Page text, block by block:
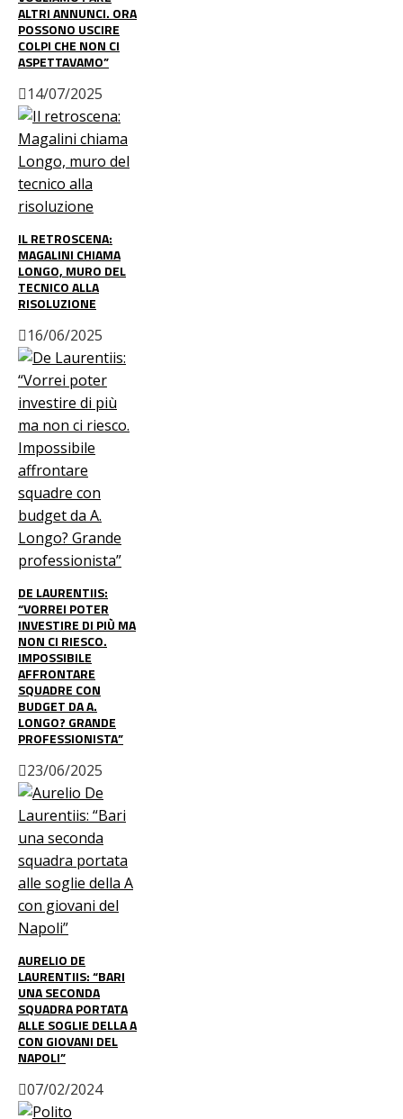
ALTRI ANNUNCI. ORA
POSSONO USCIRE
COLPI CHE NON CI
ASPETTAVAMO”
14/07/2025
IL RETROSCENA:
MAGALINI CHIAMA
LONGO, MURO DEL
TECNICO ALLA
RISOLUZIONE
16/06/2025
DE LAURENTIIS:
“VORREI POTER
INVESTIRE DI PIÙ MA
NON CI RIESCO.
IMPOSSIBILE
AFFRONTARE
SQUADRE CON
BUDGET DA A.
LONGO? GRANDE
PROFESSIONISTA”
23/06/2025
AURELIO DE
LAURENTIIS: “BARI
UNA SECONDA
SQUADRA PORTATA
ALLE SOGLIE DELLA A
CON GIOVANI DEL
NAPOLI”
07/02/2024